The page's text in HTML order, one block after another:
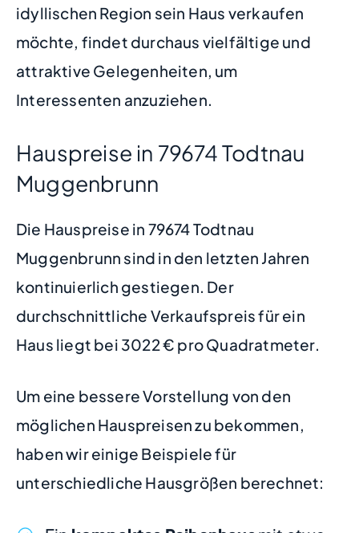
idyllischen Region sein Haus verkaufen
möchte, findet durchaus vielfältige und
attraktive Gelegenheiten, um
Interessenten anzuziehen.
Hauspreise in 79674 Todtnau
Muggenbrunn
Die Hauspreise in 79674 Todtnau
Muggenbrunn sind in den letzten Jahren
kontinuierlich gestiegen. Der
durchschnittliche Verkaufspreis für ein
Haus liegt bei 3022 € pro Quadratmeter.
Um eine bessere Vorstellung von den
möglichen Hauspreisen zu bekommen,
haben wir einige Beispiele für
unterschiedliche Hausgrößen berechnet: